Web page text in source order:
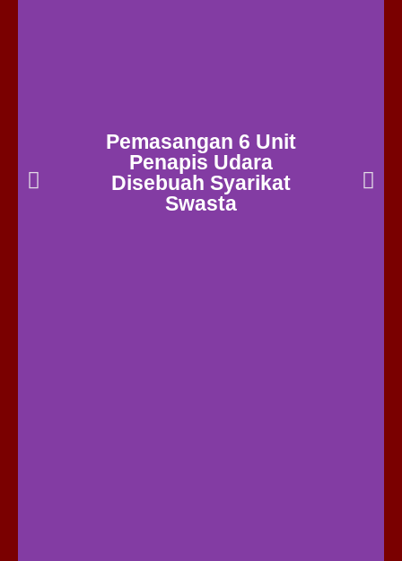
Pemasangan 6 Unit
Penapis Udara
Disebuah Syarikat
Swasta